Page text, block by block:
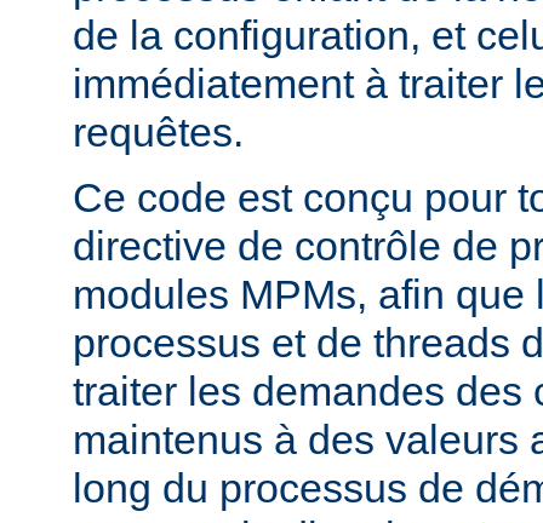
de la configuration, et
immédiatement à traiter
requêtes.
Ce code est conçu pour
directive de contrôle de
modules MPMs, afin que
processus et de threads
traiter les demandes des
maintenus à des valeurs
long du processus de